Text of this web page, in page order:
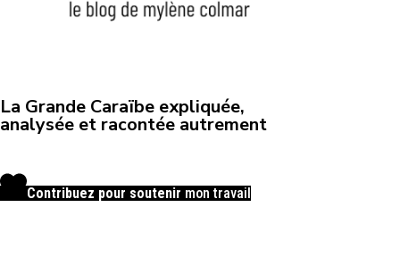
La Grande Caraïbe expliquée,
analysée et racontée autrement
Contribuez pour soutenir mon travail